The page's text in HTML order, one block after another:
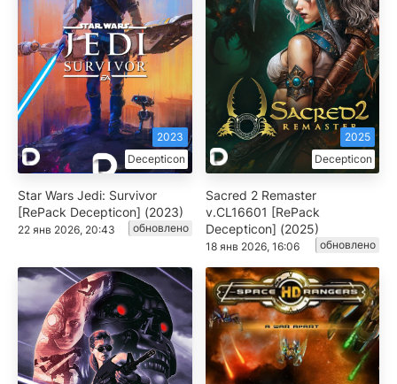
Decepticon
2023
Star Wars Jedi: Survivor
[RePack Decepticon] (2023)
22 янв 2026, 20:43 обновлено
Decepticon
2025
Sacred 2 Remaster
v.CL16601 [RePack
Decepticon] (2025)
18 янв 2026, 16:06 обновлено